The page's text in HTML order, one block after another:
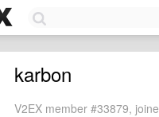
karbon
V2EX member #33879,